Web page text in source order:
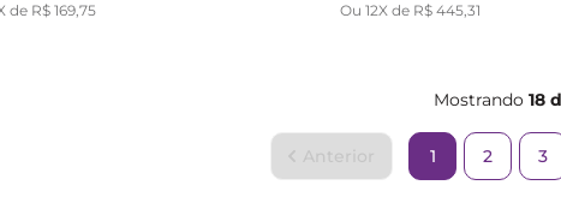
de R$ 169,75
Ou 12X de R$ 445,31
Mostrando 18
1 2 3